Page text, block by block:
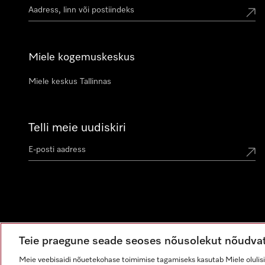
Miele kogemuskeskus
Miele keskus Tallinnas
Telli meie uudiskiri
Teie praegune seade seoses nõusolekut
Meie veebisaidi nõuetekohase toimimise tagamiseks kasutab Miele